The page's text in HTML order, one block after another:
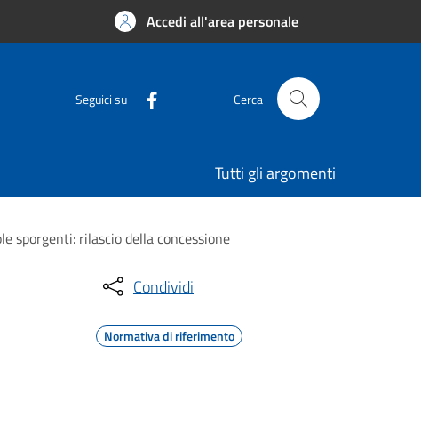
Accedi all'area personale
Seguici su Cerca
Tutti gli argomenti
sporgenti: rilascio della concessione
Condividi
Normativa di riferimento